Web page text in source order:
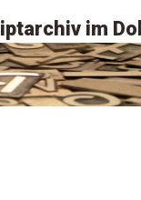
im